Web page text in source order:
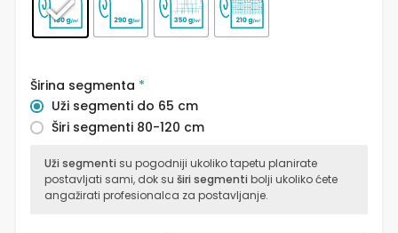
Širina segmenta *
Uži segmenti do 65 cm
Širi segmenti 80-120 cm
Uži segmenti su pogodniji ukoliko tapetu planirate
postavljati sami, dok su širi segmenti bolji ukoliko ćete
angažirati profesionalca za postavljanje.